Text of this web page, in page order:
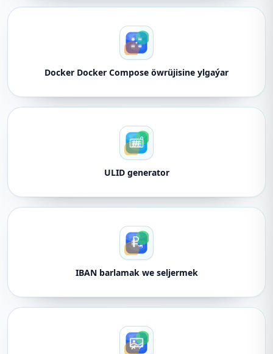
Docker Docker Compose öwrüjisine ylgaýar
ULID generator
IBAN barlamak we seljermek